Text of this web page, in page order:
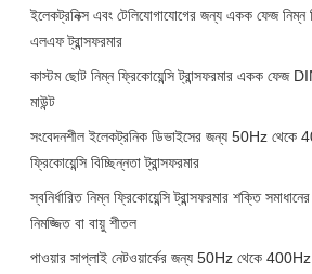
ইলেকট্রনিক্স এবং টেলিযোগাযোগের জন্য একক ফেজ নিম্ন
এলএফ ট্রান্সফরমার
কাস্টম ছোট নিম্ন ফ্রিকোয়েন্সি ট্রান্সফরমার একক ফেজ
মাউন্ট
সংবেদনশীল ইলেকট্রনিক ডিভাইসের জন্য 50Hz থেকে
ফ্রিকোয়েন্সি বিচ্ছিন্নতা ট্রান্সফরমার
স্বনির্ধারিত নিম্ন ফ্রিকোয়েন্সি ট্রান্সফরমার শক্তি
নিমজ্জিত বা বায়ু শীতল
পাওয়ার সাপ্লাই নেটওয়ার্কের জন্য 50Hz থেকে 400Hz